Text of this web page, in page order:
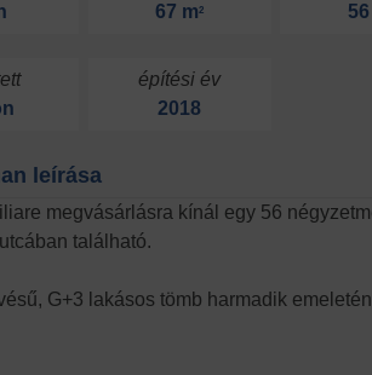
67 m2
építési év
2018
leírása
megvásárlásra kínál egy 56
található.
G+3 lakásos tömb harmadik